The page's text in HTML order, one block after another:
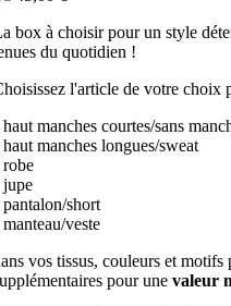
box à choisir pour un style
du quotidien !
l'article de votre choix
haut manches courtes/sans
haut manches longues/sweat
robe
jupe
pantalon/short
manteau/veste
vos tissus, couleurs et motifs
pour une valeur